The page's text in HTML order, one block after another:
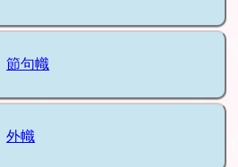
節句幟
外幟